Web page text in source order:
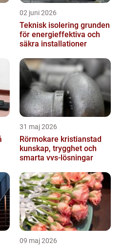
02 juni 2026
Teknisk isolering grunden
för energieffektiva och
säkra installationer
31 maj 2026
Rörmokare kristianstad
kunskap, trygghet och
smarta vvs-lösningar
09 maj 2026